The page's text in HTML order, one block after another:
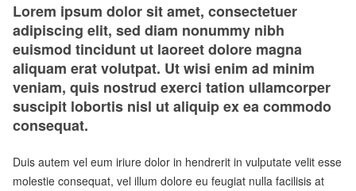
Lorem ipsum dolor sit amet, consectetuer
adipiscing elit, sed diam nonummy nibh
euismod tincidunt ut laoreet dolore magna
aliquam erat volutpat. Ut wisi enim ad minim
veniam, quis nostrud exerci tation ullamcorper
suscipit lobortis nisl ut aliquip ex ea commodo
consequat.
Duis autem vel eum iriure dolor in hendrerit in vulputate velit esse
molestie consequat, vel illum dolore eu feugiat nulla facilisis at